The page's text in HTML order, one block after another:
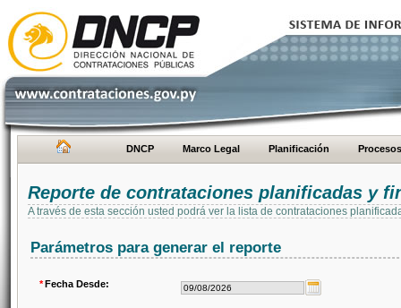
DNCP Marco Legal Planificación Procesos
Reporte de contrataciones planificadas y
A través de esta sección usted podrá ver la lista de contrataciones
Parámetros para generar el reporte
*Fecha Desde: